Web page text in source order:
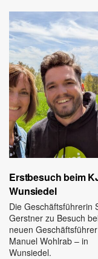
Erstbesuch beim
Wunsiedel
Die Geschäftsführerin
Gerstner zu Besuch
neuen
Manuel Wohlrab – in
Wunsiedel.